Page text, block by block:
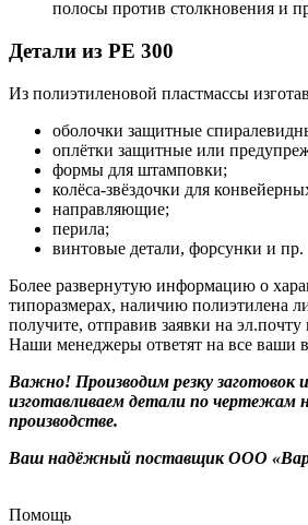
полосы против столкновения и
Детали из PE 300
Из полиэтиленовой пластмассы
оболочки защитные
оплётки защитные или
формы для штамповки;
колёса-звёздочки для
направляющие;
перила;
винтовые детали, форсунки и пр.
Более развернутую информацию о
типоразмерах, наличию полиэтилена
получите, отправив заявки на
Наши менеджеры ответят на все ваши
Важно! Производим резку заготовок
изготавливаем детали по чертежам
производстве.
Ваш надёжный поставщик ООО
Помощь